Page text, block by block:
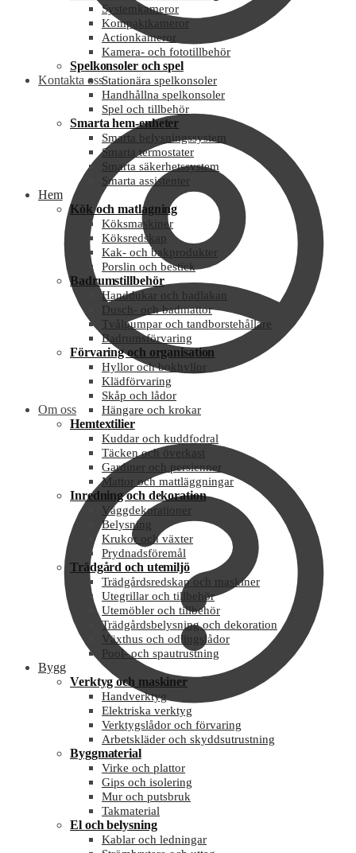
Kontakta oss
Om oss
Systemkameror
Kompaktkameror
Actionkameror
Kamera- och fototillbehör
Spelkonsoler och spel
Stationära spelkonsoler
Handhållna spelkonsoler
Spel och tillbehör
Smarta hem-enheter
Smarta belysningssystem
Smarta termostater
Smarta säkerhetssystem
Smarta assistenter
Hem
Kök och matlagning
Köksmaskiner
Köksredskap
Kak- och bakprodukter
Porslin och bestick
Badrumstillbehör
Handdukar och badlakan
Dusch- och badmattor
Tvålpumpar och tandborstehållare
Badrumsförvaring
Förvaring och organisation
Hyllor och bokhyllor
Klädförvaring
Skåp och lådor
Hängare och krokar
Hemtextilier
Kuddar och kuddfodral
Täcken och överkast
Gardiner och persienner
Mattor och mattläggningar
Inredning och dekoration
Väggdekorationer
Belysning
Krukor och växter
Prydnadsföremål
Trädgård och utemiljö
Trädgårdsredskap och maskiner
Utegrillar och tillbehör
Utemöbler och tillbehör
Trädgårdsbelysning och dekoration
Växthus och odlingslådor
Pool- och spautrustning
Bygg
Verktyg och maskiner
Handverktyg
Elektriska verktyg
Verktygslådor och förvaring
Arbetskläder och skyddsutrustning
Byggmaterial
Virke och plattor
Gips och isolering
Mur och putsbruk
Takmaterial
El och belysning
Kablar och ledningar